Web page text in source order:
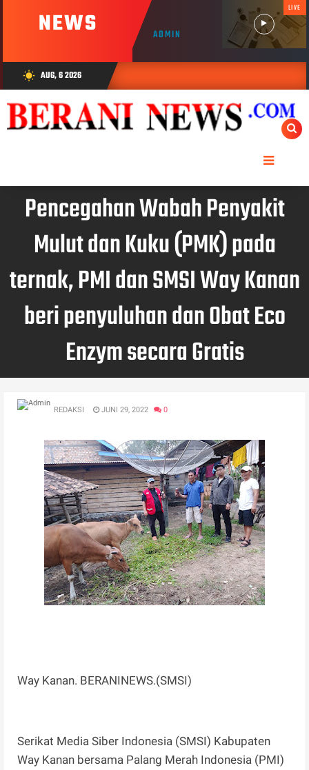
NEWS ADMIN
LIVE
wb_sunny AUG, 6 2026
Pencegahan Wabah Penyakit
Mulut dan Kuku (PMK) pada
ternak, PMI dan SMSI Way Kanan
beri penyuluhan dan Obat Eco
Enzym secara Gratis
REDAKSI JUNI 29, 2022 0
Way Kanan. BERANINEWS.(SMSI)
Serikat Media Siber Indonesia (SMSI) Kabupaten
Way Kanan bersama Palang Merah Indonesia (PMI)